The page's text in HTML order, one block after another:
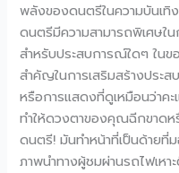
พลังของดนตรีในความบันเทิง
ดนตรีมีความสามารถพิเศษใ
สำหรับประสบการณ์ใดๆ ในข
สำคัญในการเสริมสร้างประ
หรือการแสดงที่ดูเหมือนว่าค
ทำให้ดวงตาของคุณฉีกขาด
ดนตรี! มันทำหน้าที่เป็นด้ายที่
ภาพนำทางผู้ชมผ่านรถไฟเห